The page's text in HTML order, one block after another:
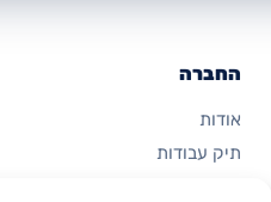
החברה
אודות
תיק עבודות